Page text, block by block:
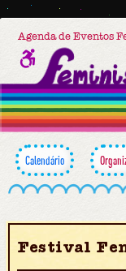
Agenda de Eventos
Calendário
Festival